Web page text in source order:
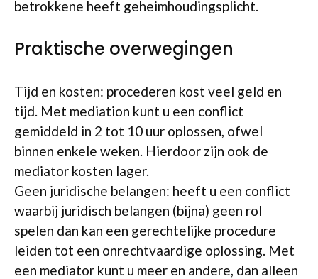
betrokkene heeft geheimhoudingsplicht.
Praktische overwegingen
Tijd en kosten: procederen kost veel geld en
tijd. Met mediation kunt u een conflict
gemiddeld in 2 tot 10 uur oplossen, ofwel
binnen enkele weken. Hierdoor zijn ook de
mediator kosten lager.
Geen juridische belangen: heeft u een conflict
waarbij juridisch belangen (bijna) geen rol
spelen dan kan een gerechtelijke procedure
leiden tot een onrechtvaardige oplossing. Met
een mediator kunt u meer en andere, dan alleen